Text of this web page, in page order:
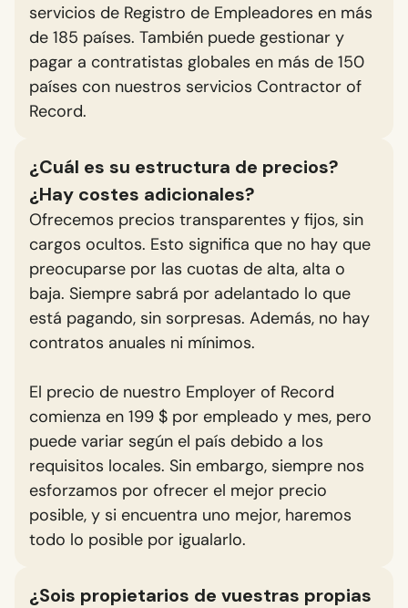
servicios de Registro de Empleadores en más
de 185 países. También puede gestionar y
pagar a contratistas globales en más de 150
países con nuestros servicios Contractor of
Record.
¿Cuál es su estructura de precios?
¿Hay costes adicionales?
Ofrecemos precios transparentes y fijos, sin
cargos ocultos. Esto significa que no hay que
preocuparse por las cuotas de alta, alta o
baja. Siempre sabrá por adelantado lo que
está pagando, sin sorpresas. Además, no hay
contratos anuales ni mínimos.
El precio de nuestro Employer of Record
comienza en 199 $ por empleado y mes, pero
puede variar según el país debido a los
requisitos locales. Sin embargo, siempre nos
esforzamos por ofrecer el mejor precio
posible, y si encuentra uno mejor, haremos
todo lo posible por igualarlo.
¿Sois propietarios de vuestras propias